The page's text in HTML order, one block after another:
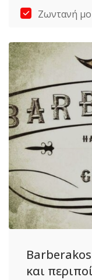
Ζωντανή
και